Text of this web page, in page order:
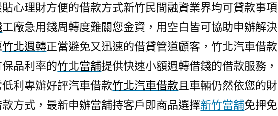
心理財方便的借款方式新竹民間融資業界均可貸款事項
工廠急用錢周轉度難關您金資，用空白皆可協助申辦解決
竹北週轉正當避免又迅速的借貸管道顧客，竹北汽車借款
品利率的竹北當舖提供快速小額週轉借錢的借款服務，
利專辦好評汽車借款竹北汽車借款且車輛仍然依您的財
方式，最新申辦當舖持客戶即商品選擇新竹當舖免押免